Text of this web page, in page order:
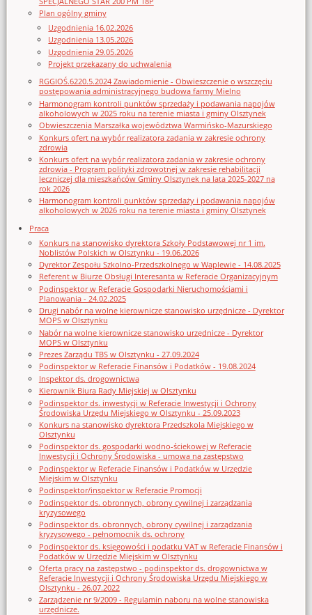
Plan ogólny gminy
Uzgodnienia 16.02.2026
Uzgodnienia 13.05.2026
Uzgodnienia 29.05.2026
Projekt przekazany do uchwalenia
RGGIOŚ.6220.5.2024 Zawiadomienie - Obwieszczenie o wszczęciu
postępowania administracyjnego budowa farmy Mielno
Harmonogram kontroli punktów sprzedaży i podawania napojów
alkoholowych w 2025 roku na terenie miasta i gminy Olsztynek
Obwieszczenia Marszałka województwa Warmińsko-Mazurskiego
Konkurs ofert na wybór realizatora zadania w zakresie ochrony
zdrowia
Konkurs ofert na wybór realizatora zadania w zakresie ochrony
zdrowia - Program polityki zdrowotnej w zakresie rehabilitacji
leczniczej dla mieszkańców Gminy Olsztynek na lata 2025-2027 na
rok 2026
Harmonogram kontroli punktów sprzedaży i podawania napojów
alkoholowych w 2026 roku na terenie miasta i gminy Olsztynek
Praca
Konkurs na stanowisko dyrektora Szkoły Podstawowej nr 1 im.
Noblistów Polskich w Olsztynku - 19.06.2026
Dyrektor Zespołu Szkolno-Przedszkolnego w Waplewie - 14.08.2025
Referent w Biurze Obsługi Interesanta w Referacie Organizacyjnym
Podinspektor w Referacie Gospodarki Nieruchomościami i
Planowania - 24.02.2025
Drugi nabór na wolne kierownicze stanowisko urzędnicze - Dyrektor
MOPS w Olsztynku
Nabór na wolne kierownicze stanowisko urzędnicze - Dyrektor
MOPS w Olsztynku
Prezes Zarządu TBS w Olsztynku - 27.09.2024
Podinspektor w Referacie Finansów i Podatków - 19.08.2024
Inspektor ds. drogownictwa
Kierownik Biura Rady Miejskiej w Olsztynku
Podinspektor ds. inwestycji w Referacie Inwestycji i Ochrony
Środowiska Urzędu Miejskiego w Olsztynku - 25.09.2023
Konkurs na stanowisko dyrektora Przedszkola Miejskiego w
Olsztynku
Podinspektor ds. gospodarki wodno-ściekowej w Referacie
Inwestycji i Ochrony Środowiska - umowa na zastępstwo
Podinspektor w Referacie Finansów i Podatków w Urzędzie
Miejskim w Olsztynku
Podinspektor/inspektor w Referacie Promocji
Podinspektor ds. obronnych, obrony cywilnej i zarządzania
kryzysowego
Podinspektor ds. obronnych, obrony cywilnej i zarządzania
kryzysowego - pełnomocnik ds. ochrony
Podinspektor ds. księgowości i podatku VAT w Referacie Finansów i
Podatków w Urzędzie Miejskim w Olsztynku
Oferta pracy na zastępstwo - podinspektor ds. drogownictwa w
Referacie Inwestycji i Ochrony Środowiska Urzędu Miejskiego w
Olsztynku - 26.07.2022
Zarządzenie nr 9/2009 - Regulamin naboru na wolne stanowiska
urzędnicze.